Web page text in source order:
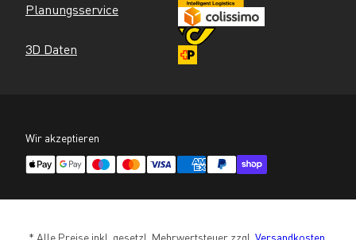
Planungsservice
3D Daten
Wir akzeptieren
* Alle Preise inkl. gesetzl. Mehrwertsteuer zzgl. Versandkosten